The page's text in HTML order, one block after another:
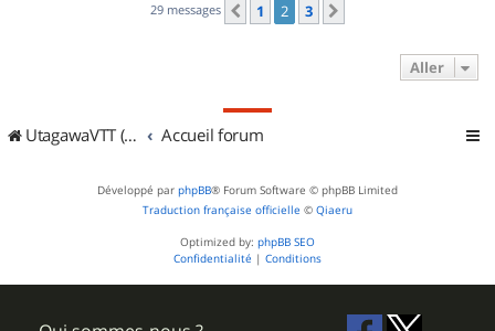
29 messages Précédent
1 2 3
Aller
UtagawaVTT (Randos VTT et VTTAE avec traces GPS) Accueil forum
Développé par phpBB® Forum Software © phpBB Limited
Traduction française officielle © Qiaeru
Optimized by: phpBB SEO
Confidentialité | Conditions